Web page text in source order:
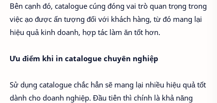
Bên cạnh đó, catalogue cúng đóng vai trò quan trọng trong
việc ạo được ấn tượng đối với khách hàng, từ đó mang lại
hiệu quả kinh doanh, hợp tác làm ăn tốt hơn.
Ưu điểm khi in catalogue chuyên nghiệp
Sử dụng catalogue chắc hẳn sẽ mang lại nhiều hiệu quả tốt
dành cho doanh nghiệp. Đầu tiên thì chính là khả năng